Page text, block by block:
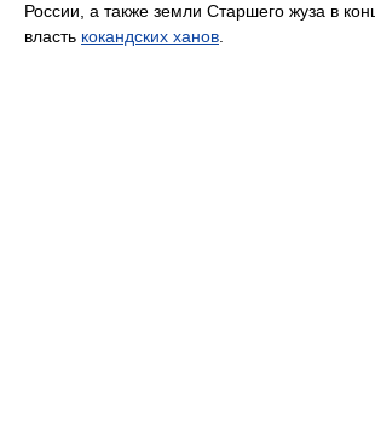
России, а также земли Старшего жуза в
власть кокандских ханов